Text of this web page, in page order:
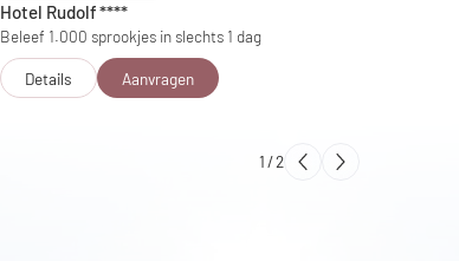
Hotel Rudolf****
Beleef 1.000 sprookjes in slechts 1 dag
Details Aanvragen
1/2